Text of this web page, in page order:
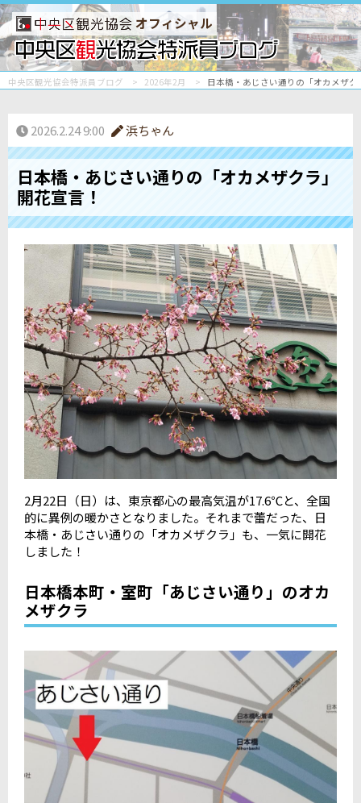
オフィシャル
中央区観光協会特派員ブログ 2026年2月 日本橋・あじさい通りの「オカメザ
2026.2.24 9:00 浜ちゃん
日本橋・あじさい通りの「オカメザクラ」
開花宣言！
2月22日（日）は、東京都心の最高気温が17.6℃と、全国
的に異例の暖かさとなりました。それまで蕾だった、日
本橋・あじさい通りの「オカメザクラ」も、一気に開花
しました！
日本橋本町・室町「あじさい通り」のオカ
メザクラ